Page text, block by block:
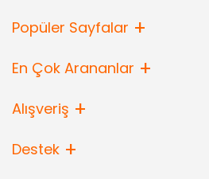
ihtiyaçlarına uygun tüm ürünleri
banyo aksesuarı için ise
Banyo
Popüler Sayfalar
En Çok Arananlar
Alışveriş
Destek